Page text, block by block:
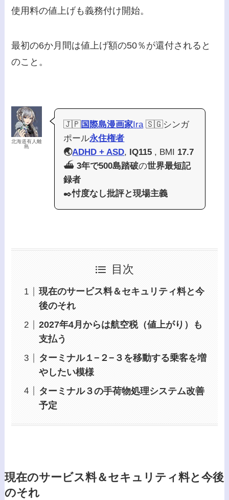
使用料の値上げも義務付け開始。
最初の6か月間は値上げ額の50％が還付されると
のこと。
北海道有人離
島
🇯🇵国際島漫画家 Ira🇸🇬シンガ
ポール永住権者
🌏ADHD + ASD, IQ115 , BMI 17.7
⛴️3年で500島踏破の世界最短記
録者
✒️忖度なし批評と現場主義
目次
現在のサービス料＆セキュリティ料と今
後のそれ
2027年4月からは航空税（値上がり）も
支払う
ターミナル１−２−３を移動する乗客を増
やしたい模様
ターミナル３の手荷物処理システム改善
予定
現在のサービス料＆セキュリティ料と今後
のそれ